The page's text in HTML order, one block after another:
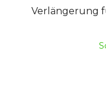
Verlängerung